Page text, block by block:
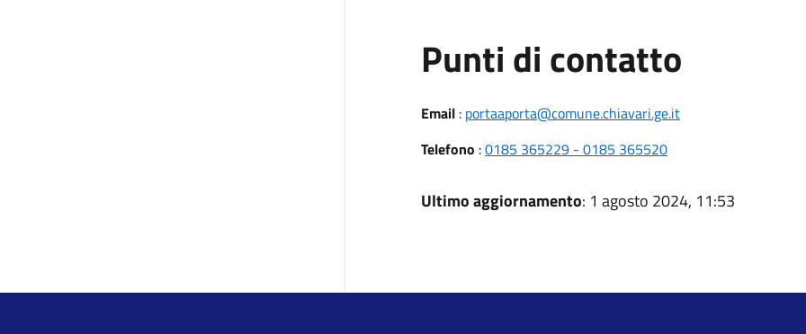
Punti di contatto
Email: portaaporta@comune.chiavari.ge.it
Telefono :0185 365229 - 0185 365520
Ultimo aggiornamento: 1 agosto 2024, 11:53